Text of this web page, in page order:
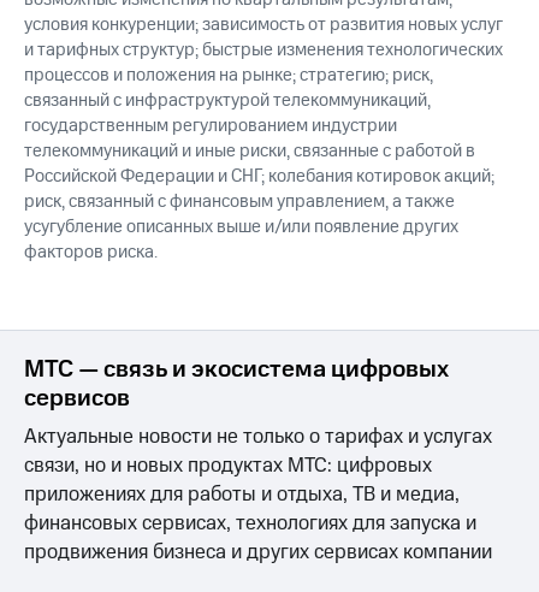
условия конкуренции; зависимость от развития новых услуг
и тарифных структур; быстрые изменения технологических
процессов и положения на рынке; стратегию; риск,
связанный с инфраструктурой телекоммуникаций,
государственным регулированием индустрии
телекоммуникаций и иные риски, связанные с работой в
Российской Федерации и СНГ; колебания котировок акций;
риск, связанный с финансовым управлением, а также
усугубление описанных выше и/или появление других
факторов риска.
МТС — связь и экосистема цифровых
сервисов
Актуальные новости не только о тарифах и услугах
связи, но и новых продуктах МТС: цифровых
приложениях для работы и отдыха, ТВ и медиа,
финансовых сервисах, технологиях для запуска и
продвижения бизнеса и других сервисах компании